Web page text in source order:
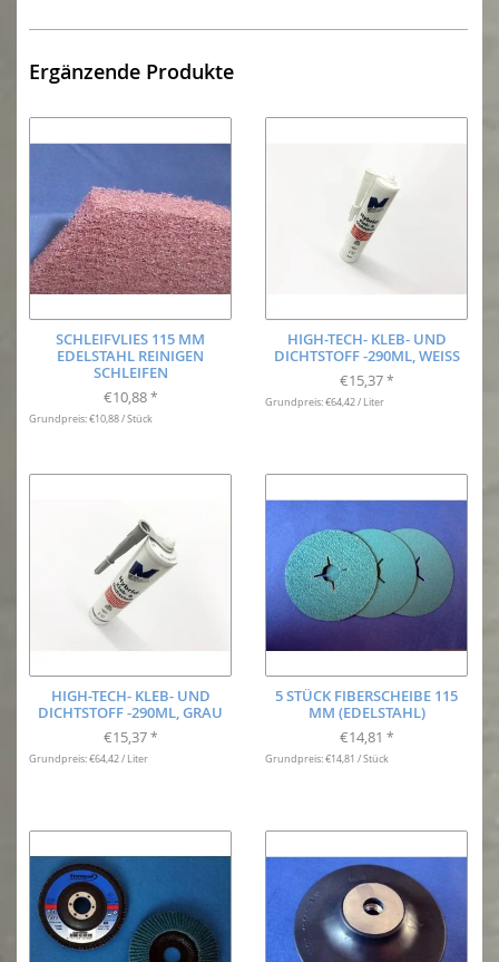
Ergänzende Produkte
SCHLEIFVLIES 115 MM
EDELSTAHL REINIGEN
SCHLEIFEN
€10,88 *
Grundpreis: €10,88 / Stück
HIGH-TECH- KLEB- UND
DICHTSTOFF -290ML, WEISS
€15,37 *
Grundpreis: €64,42 / Liter
HIGH-TECH- KLEB- UND
DICHTSTOFF -290ML, GRAU
€15,37 *
Grundpreis: €64,42 / Liter
5 STÜCK FIBERSCHEIBE 115
MM (EDELSTAHL)
€14,81 *
Grundpreis: €14,81 / Stück